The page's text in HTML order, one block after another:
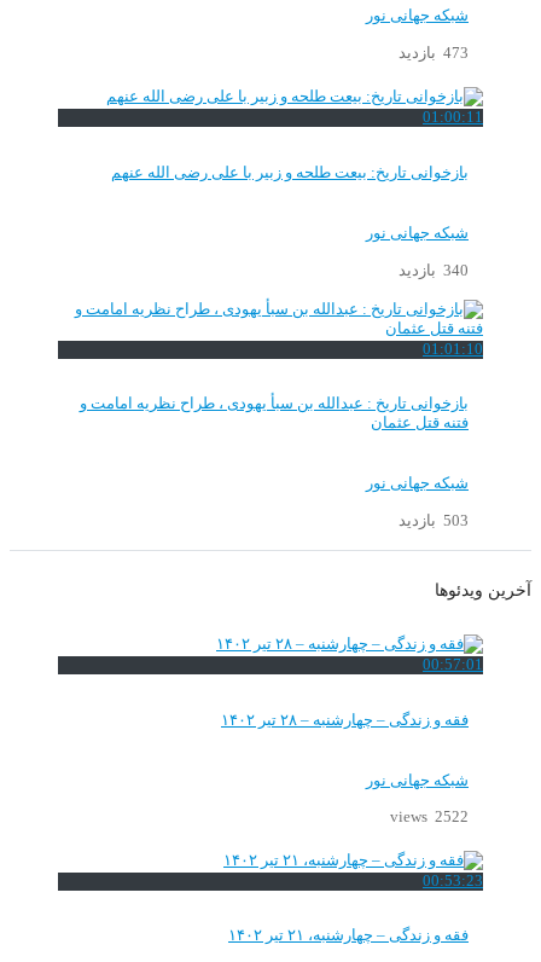
شبکه جهانی نور
473 بازدید
01:00:11
بازخوانی تاریخ: بیعت طلحه و زبیر با علی رضی الله عنهم
شبکه جهانی نور
340 بازدید
01:01:10
بازخوانی تاریخ : عبدالله بن سبأ یهودی ، طراح نظریه امامت و
فتنه قتل عثمان
شبکه جهانی نور
503 بازدید
آخرین ویدئوها
00:57:01
فقه و زندگی – چهارشنبه – ۲۸ تیر ۱۴۰۲
شبکه جهانی نور
2522 views
00:53:23
فقه و زندگی – چهارشنبه، ۲۱ تیر ۱۴۰۲